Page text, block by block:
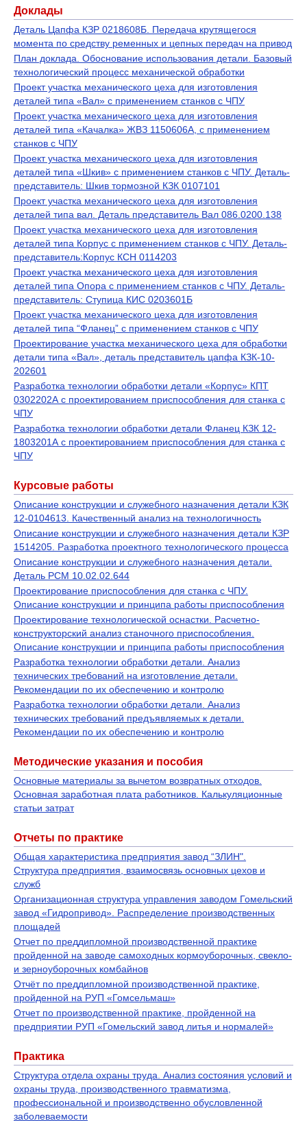
Доклады
Деталь Цапфа КЗР 0218608Б. Передача крутящегося
момента по средству ременных и цепных передач на привод
План доклада. Обоснование использования детали. Базовый
технологический процесс механической обработки
Проект участка механического цеха для изготовления
деталей типа «Вал» с применением станков с ЧПУ
Проект участка механического цеха для изготовления
деталей типа «Качалка» ЖВЗ 1150606А, с применением
станков с ЧПУ
Проект участка механического цеха для изготовления
деталей типа «Шкив» с применением станков с ЧПУ. Деталь-
представитель: Шкив тормозной КЗК 0107101
Проект участка механического цеха для изготовления
деталей типа вал. Деталь представитель Вал 086.0200.138
Проект участка механического цеха для изготовления
деталей типа Корпус с применением станков с ЧПУ. Деталь-
представитель:Корпус КСН 0114203
Проект участка механического цеха для изготовления
деталей типа Опора с применением станков с ЧПУ. Деталь-
представитель: Ступица КИС 0203601Б
Проект участка механического цеха для изготовления
деталей типа “Фланец” с применением станков с ЧПУ
Проектирование участка механического цеха для обработки
детали типа «Вал», деталь представитель цапфа КЗК-10-
202601
Разработка технологии обработки детали «Корпус» КПТ
0302202А с проектированием приспособления для станка с
ЧПУ
Разработка технологии обработки детали Фланец КЗК 12-
1803201А с проектированием приспособления для станка с
ЧПУ
Курсовые работы
Описание конструкции и служебного назначения детали КЗК
12-0104613. Качественный анализ на технологичность
Описание конструкции и служебного назначения детали КЗР
1514205. Разработка проектного технологического процесса
Описание конструкции и служебного назначения детали.
Деталь РСМ 10.02.02.644
Проектирование приспособления для станка с ЧПУ.
Описание конструкции и принципа работы приспособления
Проектирование технологической оснастки. Расчетно-
конструкторский анализ станочного приспособления.
Описание конструкции и принципа работы приспособления
Разработка технологии обработки детали. Анализ
технических требований на изготовление детали.
Рекомендации по их обеспечению и контролю
Разработка технологии обработки детали. Анализ
технических требований предъявляемых к детали.
Рекомендации по их обеспечению и контролю
Методические указания и пособия
Основные материалы за вычетом возвратных отходов.
Основная заработная плата работников. Калькуляционные
статьи затрат
Отчеты по практике
Общая характеристика предприятия завод “ЗЛИН".
Структура предприятия, взаимосвязь основных цехов и
служб
Организационная структура управления заводом Гомельский
завод «Гидропривод». Распределение производственных
площадей
Отчет по преддипломной производственной практике
пройденной на заводе самоходных кормоуборочных, свекло-
и зерноуборочных комбайнов
Отчёт по преддипломной производственной практике,
пройденной на РУП «Гомсельмаш»
Отчет по производственной практике, пройденной на
предприятии РУП «Гомельский завод литья и нормалей»
Практика
Структура отдела охраны труда. Анализ состояния условий и
охраны труда, производственного травматизма,
профессиональной и производственно обусловленной
заболеваемости